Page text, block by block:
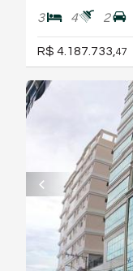
3 4 2
R$ 4.187.733,47